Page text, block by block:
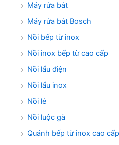
Máy rửa bát
Máy rửa bát Bosch
Nồi bếp từ inox
Nồi inox bếp từ cao cấp
Nồi lẩu điện
Nồi lẩu inox
Nồi lẻ
Nồi luộc gà
Quánh bếp từ inox cao cấp